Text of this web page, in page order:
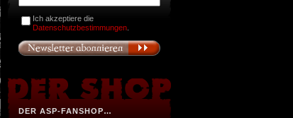
Ich akzeptiere die
Datenschutzbestimmungen
DER ASP-FANSHOP…